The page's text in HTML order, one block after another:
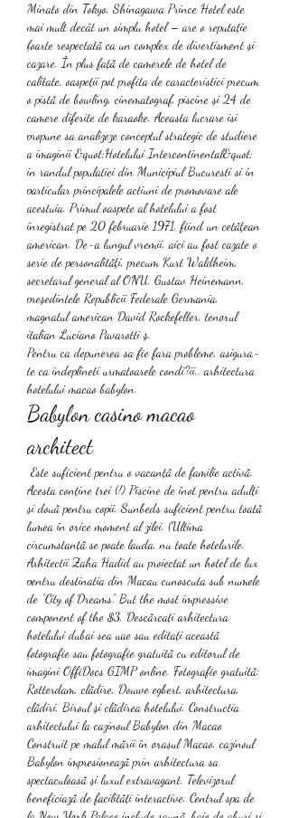
Minato din Tokyo, Shinagawa Prince Hotel este
mai mult decât un simplu hotel – are o reputație
foarte respectată ca un complex de divertisment și
cazare. În plus față de camerele de hotel de
calitate, oaspeții pot profita de caracteristici precum
o pistă de bowling, cinematograf, piscine și 24 de
camere diferite de karaoke. Aceasta lucrare isi
propune sa analizeze conceptul strategic de studiere
a imaginii &quot;Hotelului Intercontinental&quot;
in randul populatiei din Municipiul Bucuresti si in
particular principalele actiuni de promovare ale
acestuia. Primul oaspete al hotelului a fost
înregistrat pe 20 februarie 1971, fiind un cetăţean
american. De-a lungul vremii, aici au fost cazate o
serie de personalităţi, precum Kurt Waldheim,
secretarul general al ONU, Gustav Heinemann,
preşedintele Republicii Federale Germania,
magnatul american David Rockefeller, tenorul
italian Luciano Pavarotti ş.
Pentru ca depunerea sa fie fara probleme, asigura-
te ca indeplineti urmatoarele condi?ii., arhitectura
hotelului macao babylon.
Babylon casino macao
architect
Este suficient pentru o vacanță de familie activă.
Acesta conține trei (!) Piscine de înot pentru adulți
și două pentru copii. Sunbeds suficient pentru toată
lumea în orice moment al zilei. (Ultima
circumstanță se poate lauda, nu toate hotelurile.
Arhitectii Zaha Hadid au proiectat un hotel de lux
pentru destinatia din Macau cunoscuta sub numele
de “City of Dreams”. But the most impressive
component of the $3. Descărcați arhitectura
hotelului dubai sea uae sau editați această
fotografie sau fotografie gratuită cu editorul de
imagini OffiDocs GIMP online. Fotografie gratuită:
Rotterdam, clădire, Douwe egbert, arhitectura,
clădiri, Biroul şi clădirea hotelului. Constructia
arhitectului la cazinoul Babylon din Macao
Construit pe malul mării în orașul Macao, cazinoul
Babylon impresionează prin arhitectura sa
spectaculoasă și luxul extravagant. Televizorul
beneficiază de facilități interactive. Centrul spa de